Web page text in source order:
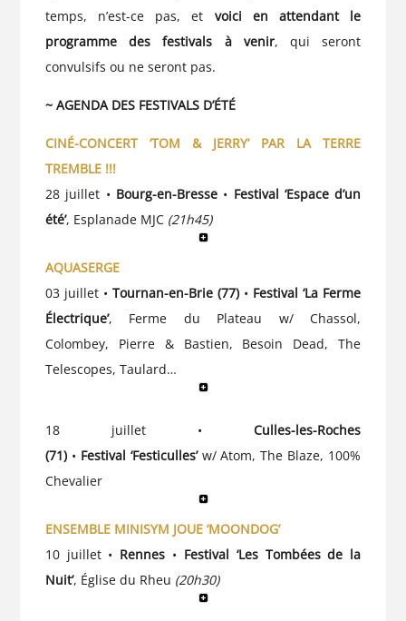
temps, n’est-ce pas, et voici en attendant le
programme des festivals à venir, qui seront
convulsifs ou ne seront pas.
~ AGENDA DES FESTIVALS D’ÉTÉ
CINÉ-CONCERT ‘TOM & JERRY’ PAR LA TERRE
TREMBLE !!!
28 juillet • Bourg-en-Bresse • Festival ‘Espace d’un
été’, Esplanade MJC (21h45)
AQUASERGE
03 juillet • Tournan-en-Brie (77) • Festival ‘La Ferme
Électrique’, Ferme du Plateau w/ Chassol,
Colombey, Pierre & Bastien, Besoin Dead, The
Telescopes, Taulard…
18 juillet •Culles-les-Roches
(71)• Festival ‘Festiculles’w/ Atom, The Blaze, 100%
Chevalier
ENSEMBLE MINISYM JOUE ‘MOONDOG’
10 juillet • Rennes • Festival ‘Les Tombées de la
Nuit’, Église du Rheu (20h30)